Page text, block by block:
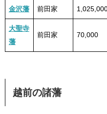
金沢藩 前田家
大聖寺
藩
前田家 70,000
越前の諸藩